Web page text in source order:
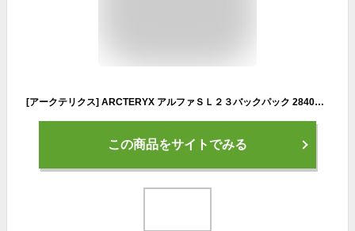
[アークテリクス] ARCTERYX アルファＳＬ２３バックパック 28408 Fluidity
この商品をサイトでみる